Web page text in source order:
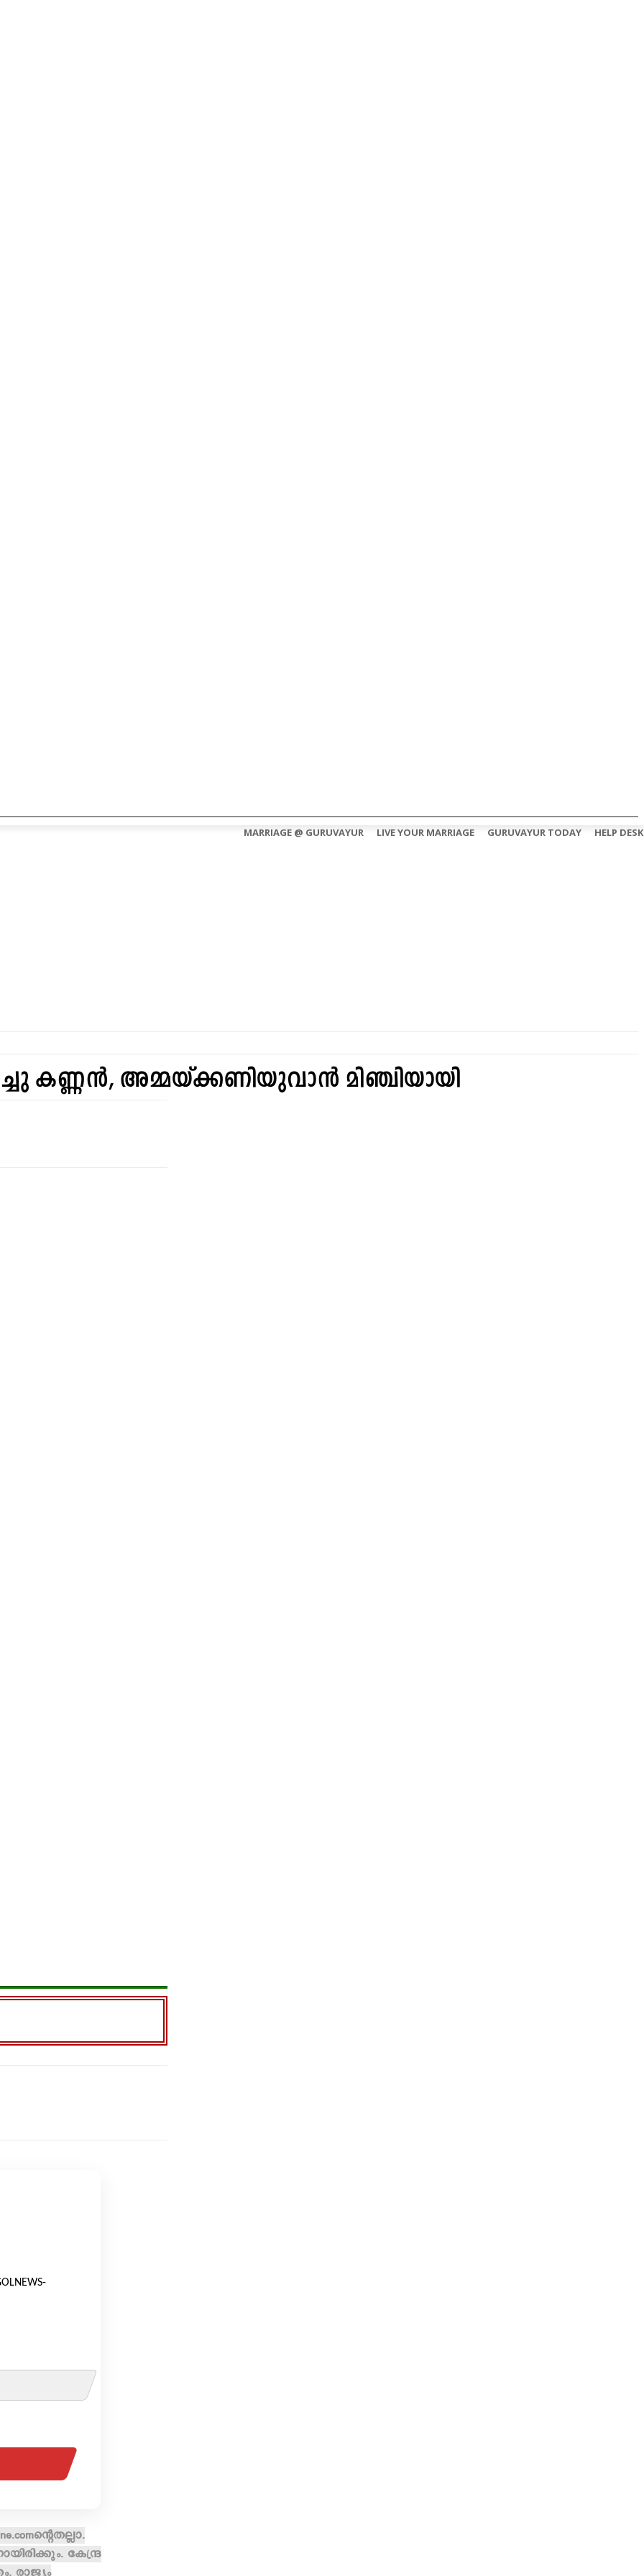
MARRIAGE @ GURUVAYUR LIVE YOUR MARRIAGE GURUVAYUR TODAY HELP DESK
കണ്ണൻ, അമ്മയ്ക്കണിയുവാൻ മിഞ്ചിയായി
കേന്ദ്ര